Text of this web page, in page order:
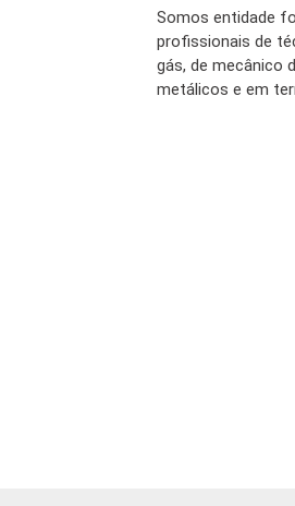
Somos entidade
profissionais de
gás, de mecânico
metálicos e em